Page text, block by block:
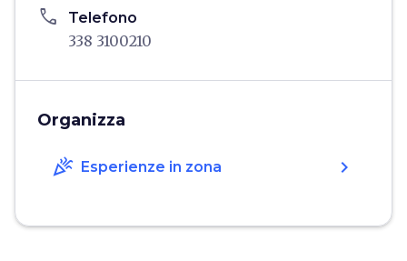
phone Telefono
338 3100210
Organizza
celebration Esperienze in zona chevron_right